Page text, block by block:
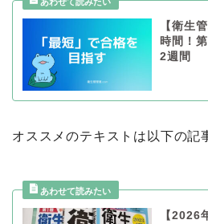
【衛生
時間！
2週間
オススメのテキストは以下の記
【2026